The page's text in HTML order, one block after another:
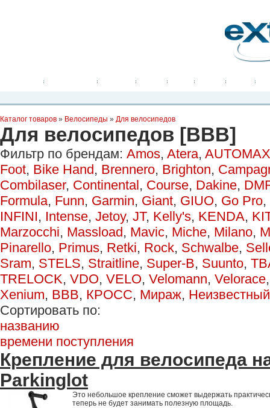
Каталог товаров » Велосипеды » Для велосипедов
Для велосипедов [ВВВ]
Фильтр по брендам: Amos, Atera,
Foot, Bike Hand, Brennero, Brighton,
Combilaser, Continental, Course, Dakine,
Formula, Funn, Garmin, Giant, GIUO, Go Pro,
INFINI, Intense, Jetoy, JT, Kelly's, KENDA,
Marzocchi, Massload, Mavic, Miche, Milano,
Pinarello, Primus, Retki, Rock, Schwalbe,
Sram, STELS, Straitline, Super-B, Suunto,
TRELOCK, VDO, VELO, Velomann, Velorace
Xenium, ВВВ, КРОСС, Мираж, Неизвестный
Сортировать по:
названию
времени поступления
Крепление для велосипеда
Parkinglot
Это небольшое крепление сможет выдержать
теперь не будет занимать полезную площадь.